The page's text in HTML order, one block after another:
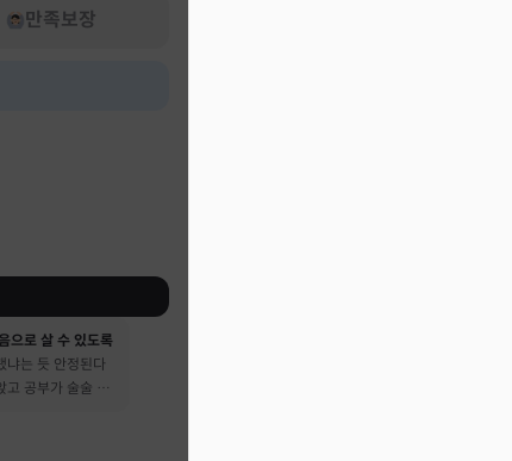
만족보장
으로 살 수 있도록
냐는 듯 안정된다
고 공부가 술술 됐